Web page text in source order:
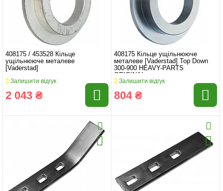
408175 / 453528 Кільце
ущільнююче металеве
[Vaderstad]
Залишити відгук
2 043 ₴
408175 Кільце ущільнююче
металеве [Vaderstad] Top Down
300-900 HEAVY-PARTS
ORIGINAL
Залишити відгук
804 ₴